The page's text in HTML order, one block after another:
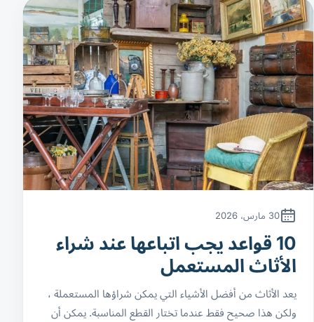
30 مارس، 2026
10 قواعد يجب اتباعها عند شراء
الأثاث المستعمل
يعد الأثاث من أفضل الأشياء التي يمكن شراؤها المستعملة ،
ولكن هذا صحيح فقط عندما تختار القطع المناسبة. يمكن أن